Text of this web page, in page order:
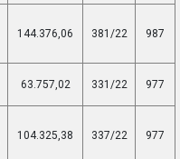
144.376,06 381/22 987
63.757,02 331/22 977
104.325,38 337/22 977